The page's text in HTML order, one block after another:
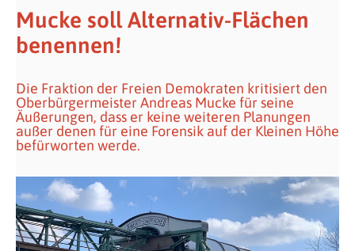
Mucke soll Alternativ-Flächen
benennen!
Die Fraktion der Freien Demokraten kritisiert den
Oberbürgermeister Andreas Mucke für seine
Äußerungen, dass er keine weiteren Planungen
außer denen für eine Forensik auf der Kleinen Höhe
befürworten werde.